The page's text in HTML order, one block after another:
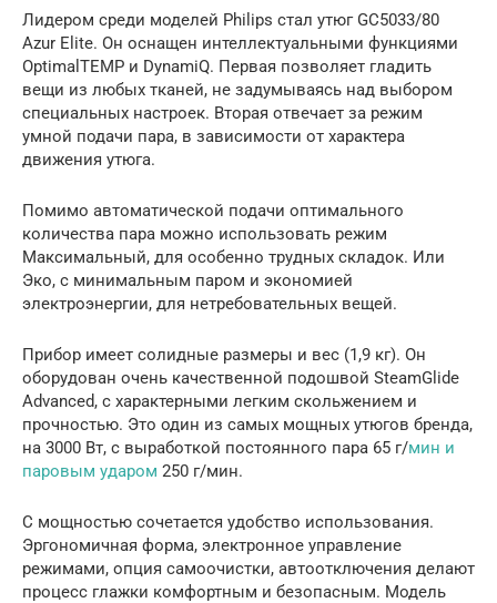
Лидером среди моделей Philips стал утюг GC5033/80
Azur Elite. Он оснащен интеллектуальными функциями
OptimalTEMP и DynamiQ. Первая позволяет гладить
вещи из любых тканей, не задумываясь над выбором
специальных настроек. Вторая отвечает за режим
умной подачи пара, в зависимости от характера
движения утюга.
Помимо автоматической подачи оптимального
количества пара можно использовать режим
Максимальный, для особенно трудных складок. Или
Эко, с минимальным паром и экономией
электроэнергии, для нетребовательных вещей.
Прибор имеет солидные размеры и вес (1,9 кг). Он
оборудован очень качественной подошвой SteamGlide
Advanced, с характерными легким скольжением и
прочностью. Это один из самых мощных утюгов бренда,
на 3000 Вт, с выработкой постоянного пара 65 г/мин и
паровым ударом 250 г/мин.
С мощностью сочетается удобство использования.
Эргономичная форма, электронное управление
режимами, опция самоочистки, автоотключения делают
процесс глажки комфортным и безопасным. Модель